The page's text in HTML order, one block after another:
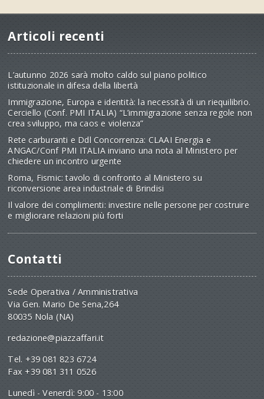
Articoli recenti
L’autunno 2026 sarà molto caldo sul piano politico
istituzionale in difesa della libertà
Immigrazione, Europa e identità: la necessità di un riequilibrio.
Cerciello (Conf. PMI ITALIA) “L’immigrazione senza regole non
crea sviluppo, ma caos e violenza”
Rete carburanti e Ddl Concorrenza: CLAAI Energia e
ANGAC/Conf PMI ITALIA inviano una nota al Ministero per
chiedere un incontro urgente
Roma, Fismic: tavolo di confronto al Ministero su
riconversione area industriale di Brindisi
Il valore dei complimenti: investire nelle persone per costruire
e migliorare relazioni più forti
Contatti
Sede Operativa / Amministrativa
Via Gen. Mario De Sena,264
80035 Nola (NA)
redazione@piazzaffari.it
Tel. +39 081 823 6724
Fax +39 081 311 0526
Lunedì - Venerdì: 9:00 - 13:00